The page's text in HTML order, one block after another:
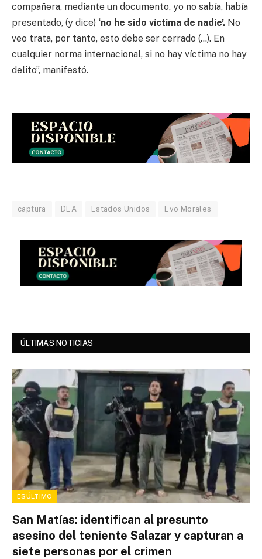
compañera, mediante un documento, yo no sabía, había
presentado, (y dice) ‘no he sido víctima de nadie’. No
veo trata, por tanto, esto debe ser cerrado (…). En
cualquier norma internacional, si no hay víctima no hay
delito”, manifestó.
captura DEA Estados Unidos Evo Morales
ÚLTIMAS NOTICIAS
ESÚLTIMO
San Matías: identifican al presunto
asesino del teniente Salazar y capturan a
siete personas por el crimen